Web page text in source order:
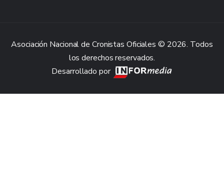
Asociación Nacional de Cronistas Oficiales © 2026. Todos
los derechos reservados.
Desarrollado por